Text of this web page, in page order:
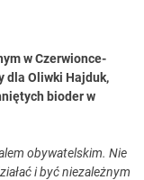
w Czerwionce-
dla Oliwki Hajduk,
bioder w
obywatelskim. Nie
i być niezależnym